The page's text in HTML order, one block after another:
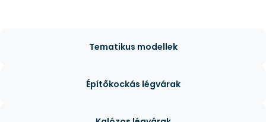
Tematikus modellek
Építőkockás légvárak